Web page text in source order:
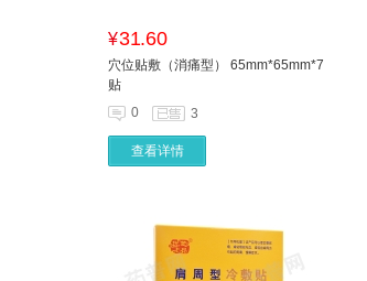
¥31.60
穴位贴敷（消痛型） 65mm*65mm*7
贴
0
3
查看详情